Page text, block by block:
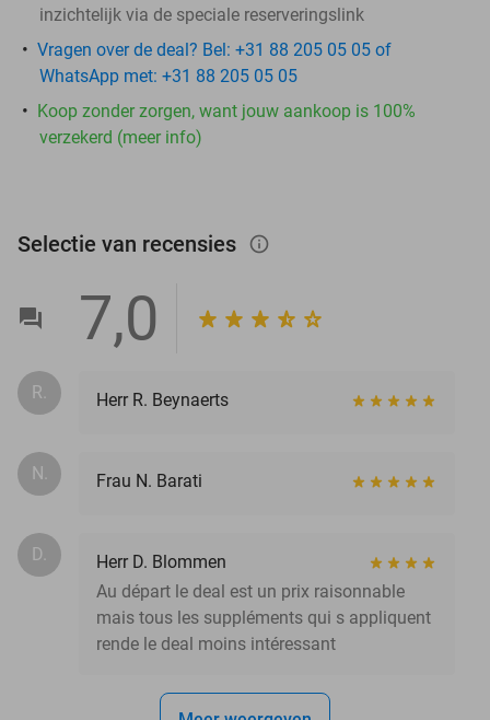
inzichtelijk via de speciale reserveringslink
Vragen over de deal? Bel: +31 88 205 05 05 of
WhatsApp met: +31 88 205 05 05
Koop zonder zorgen, want jouw aankoop is 100%
verzekerd (meer info)
Selectie van recensies info_outlined
7,0
R. Herr R. Beynaerts
N. Frau N. Barati
D.
Herr D. Blommen
Au départ le deal est un prix raisonnable
mais tous les suppléments qui s appliquent
rende le deal moins intéressant